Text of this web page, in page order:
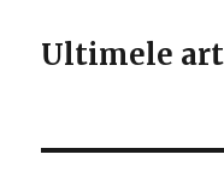
Ultimele